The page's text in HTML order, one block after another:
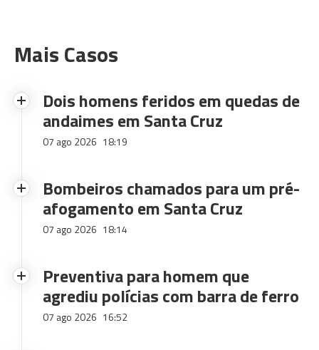
Mais Casos
Dois homens feridos em quedas de
andaimes em Santa Cruz
07 ago 2026 18:19
Bombeiros chamados para um pré-
afogamento em Santa Cruz
07 ago 2026 18:14
Preventiva para homem que
agrediu polícias com barra de ferro
07 ago 2026 16:52